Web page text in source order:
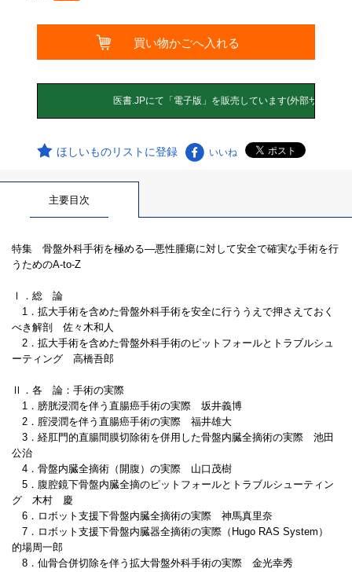
ほしいものリストに登録 いいね
主要目次
特集 骨盤外科手術を極める―悪性腫瘍に対して安全で確実な手術を行
うためのA-to-Z
Ⅰ．総 論
1．拡大手術を含めた骨盤外科手術を安全に行ううえで押さえておく
べき解剖 佐々木和人
2．拡大手術を含めた骨盤外科手術のピットフォールとトラブルシュ
ーティング 高橋吾郎
Ⅱ．各 論：手術の実際
1．膀胱浸潤を伴う直腸癌手術の実際 坂井義博
2．腟浸潤を伴う直腸癌手術の実際 福井雄大
3．経肛門的直腸間膜切除術を併用した骨盤内臓全摘術の実際 池田
公治
4．骨盤内臓全摘術（開腹）の実際 山口茂樹
5．腹腔鏡下骨盤内臓全摘のピットフォールとトラブルシューティン
グ 木村 慶
6．ロボット支援下骨盤内臓全摘術の実際 神馬真里奈
7．ロボット支援下骨盤内臓器全摘術の実際（Hugo RAS System）
的場周一郎
8．仙骨合併切除を伴う拡大骨盤外科手術の実際 金光幸秀